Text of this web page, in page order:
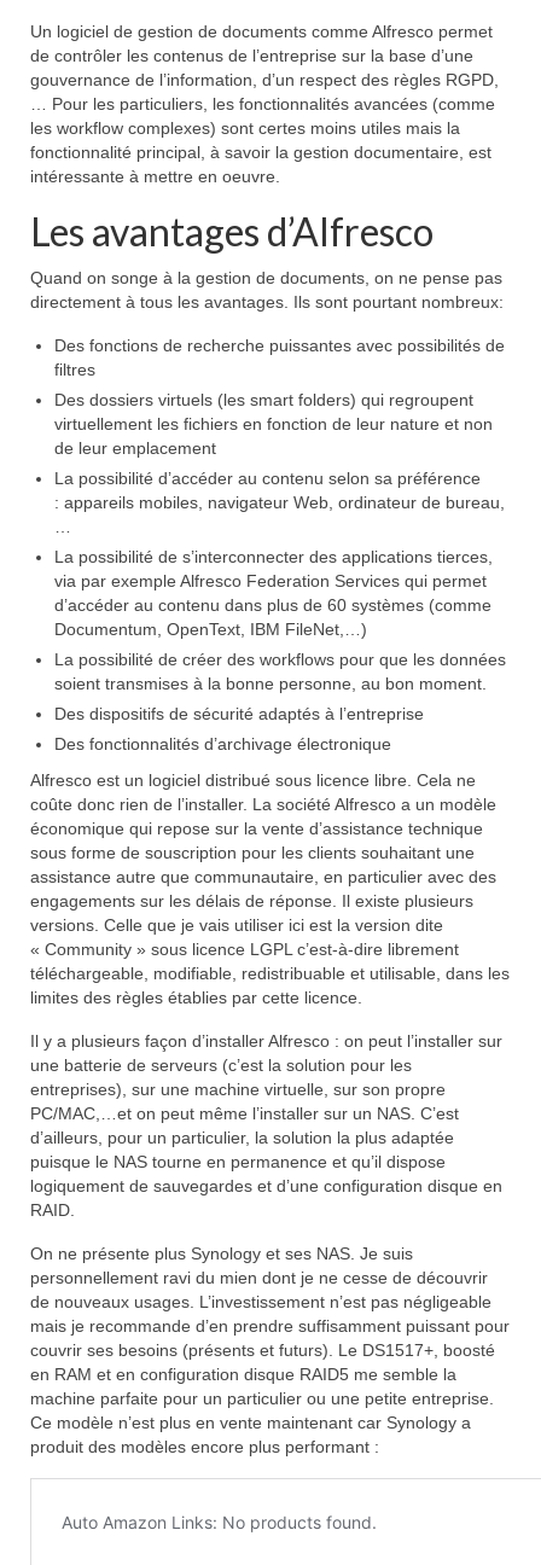
Un logiciel de gestion de documents comme Alfresco permet
de contrôler les contenus de l’entreprise sur la base d’une
gouvernance de l’information, d’un respect des règles RGPD,
… Pour les particuliers, les fonctionnalités avancées (comme
les workflow complexes) sont certes moins utiles mais la
fonctionnalité principal, à savoir la gestion documentaire, est
intéressante à mettre en oeuvre.
Les avantages d’Alfresco
Quand on songe à la gestion de documents, on ne pense pas
directement à tous les avantages. Ils sont pourtant nombreux:
Des fonctions de recherche puissantes avec possibilités de
filtres
Des dossiers virtuels (les smart folders) qui regroupent
virtuellement les fichiers en fonction de leur nature et non
de leur emplacement
La possibilité d’accéder au contenu selon sa préférence
: appareils mobiles, navigateur Web, ordinateur de bureau,
La possibilité de s’interconnecter des applications tierces,
via par exemple Alfresco Federation Services qui permet
d’accéder au contenu dans plus de 60 systèmes (comme
Documentum, OpenText, IBM FileNet,…)
La possibilité de créer des workflows pour que les données
soient transmises à la bonne personne, au bon moment.
Des dispositifs de sécurité adaptés à l’entreprise
Des fonctionnalités d’archivage électronique
Alfresco est un logiciel distribué sous licence libre. Cela ne
coûte donc rien de l’installer. La société Alfresco a un modèle
économique qui repose sur la vente d’assistance technique
sous forme de souscription pour les clients souhaitant une
assistance autre que communautaire, en particulier avec des
engagements sur les délais de réponse. Il existe plusieurs
versions. Celle que je vais utiliser ici est la version dite
« Community » sous licence LGPL c’est-à-dire librement
téléchargeable, modifiable, redistribuable et utilisable, dans les
limites des règles établies par cette licence.
Il y a plusieurs façon d’installer Alfresco : on peut l’installer sur
une batterie de serveurs (c’est la solution pour les
entreprises), sur une machine virtuelle, sur son propre
PC/MAC,…et on peut même l’installer sur un NAS. C’est
d’ailleurs, pour un particulier, la solution la plus adaptée
puisque le NAS tourne en permanence et qu’il dispose
logiquement de sauvegardes et d’une configuration disque en
RAID.
On ne présente plus Synology et ses NAS. Je suis
personnellement ravi du mien dont je ne cesse de découvrir
de nouveaux usages. L’investissement n’est pas négligeable
mais je recommande d’en prendre suffisamment puissant pour
couvrir ses besoins (présents et futurs). Le DS1517+, boosté
en RAM et en configuration disque RAID5 me semble la
machine parfaite pour un particulier ou une petite entreprise.
Ce modèle n’est plus en vente maintenant car Synology a
produit des modèles encore plus performant :